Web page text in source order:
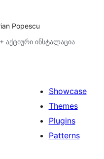
Popescu
აქტიური ინსტალაცია
Showcase
Themes
Plugins
Patterns